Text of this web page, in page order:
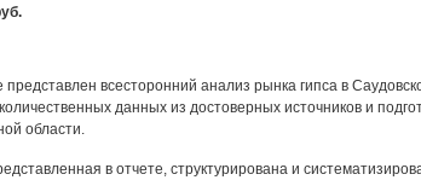
представлен всесторонний анализ рынка гипса в
данных из достоверных источников и
области.
в отчете, структурирована и